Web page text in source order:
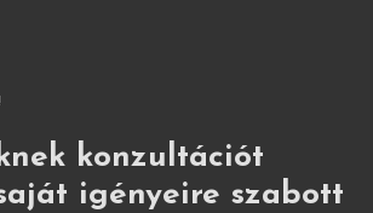
konzultációt
igényeire szabott